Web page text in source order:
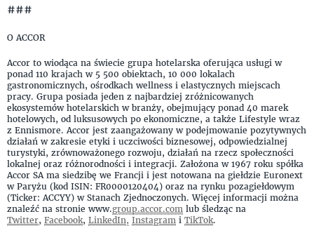
###
O ACCOR
Accor to wiodąca na świecie grupa hotelarska oferująca usługi w
ponad 110 krajach w 5 500 obiektach, 10 000 lokalach
gastronomicznych, ośrodkach wellness i elastycznych miejscach
pracy. Grupa posiada jeden z najbardziej zróżnicowanych
ekosystemów hotelarskich w branży, obejmujący ponad 40 marek
hotelowych, od luksusowych po ekonomiczne, a także Lifestyle wraz
z Ennismore. Accor jest zaangażowany w podejmowanie pozytywnych
działań w zakresie etyki i uczciwości biznesowej, odpowiedzialnej
turystyki, zrównoważonego rozwoju, działań na rzecz społeczności
lokalnej oraz różnorodności i integracji. Założona w 1967 roku spółka
Accor SA ma siedzibę we Francji i jest notowana na giełdzie Euronext
w Paryżu (kod ISIN: FR0000120404) oraz na rynku pozagiełdowym
(Ticker: ACCYY) w Stanach Zjednoczonych. Więcej informacji można
znaleźć na stronie www.group.accor.com lub śledząc na
Twitter, Facebook, LinkedIn, Instagram i TikTok.